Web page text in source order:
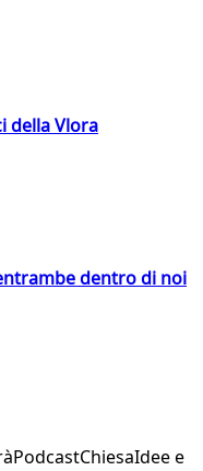
della Vlora
dentro di noi
PodcastChiesaIdee e